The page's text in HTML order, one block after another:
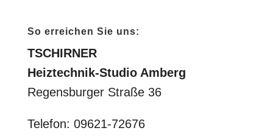
So erreichen Sie uns:
TSCHIRNER
Heiztechnik-Studio Amberg
Regensburger Straße 36
Telefon: 09621-72676